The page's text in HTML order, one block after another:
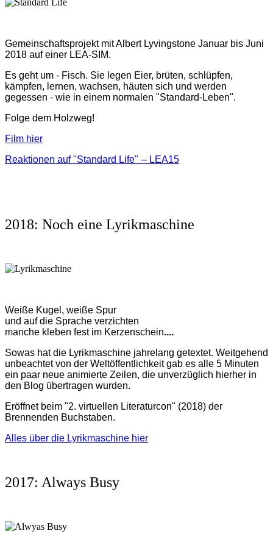
Gemeinschaftsprojekt mit Albert Lyvingstone Januar bis Juni
2018 auf einer LEA-SIM.
Es geht um - Fisch. Sie legen Eier, brüten, schlüpfen,
kämpfen, lernen, wachsen, häuten sich und werden
gegessen - wie in einem normalen "Standard-Leben".
Folge dem Holzweg!
Film hier
Reaktionen auf "Standard Life" -- LEA15
2018: Noch eine Lyrikmaschine
Weiße Kugel, weiße Spur
und auf die Sprache verzichten
manche kleben fest im Kerzenschein....
Sowas hat die Lyrikmaschine jahrelang getextet. Weitgehend
unbeachtet von der Weltöffentlichkeit gab es alle 5 Minuten
ein paar neue animierte Zeilen, die unverzüglich hierher in
den Blog übertragen wurden.
Eröffnet beim "2. virtuellen Literaturcon" (2018) der
Brennenden Buchstaben.
Alles über die Lyrikmaschine hier
2017: Always Busy